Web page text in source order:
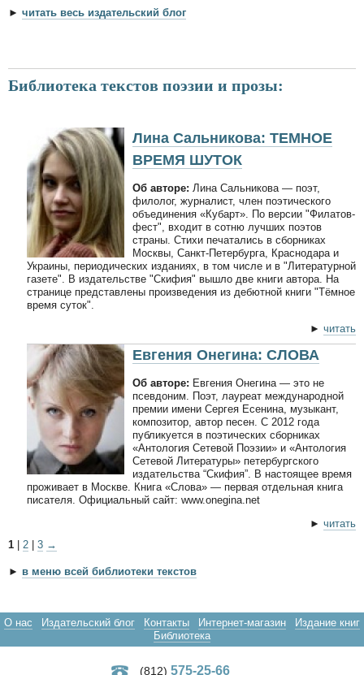
► читать весь издательский блог
Библиотека текстов поэзии и прозы:
Лина Сальникова: ТЕМНОЕ
ВРЕМЯ ШУТОК
Об авторе: Лина Сальникова — поэт,
филолог, журналист, член поэтического
объединения «Кубарт». По версии "Филатов-
фест", входит в сотню лучших поэтов
страны. Стихи печатались в сборниках
Москвы, Санкт-Петербурга, Краснодара и
Украины, периодических изданиях, в том числе и в "Литературной
газете". В издательстве "Скифия" вышло две книги автора. На
странице представлены произведения из дебютной книги "Тёмное
время суток".
► читать
Евгения Онегина: СЛОВА
Об авторе: Евгения Онегина — это не
псевдоним. Поэт, лауреат международной
премии имени Сергея Есенина, музыкант,
композитор, автор песен. С 2012 года
публикуется в поэтических сборниках
«Антология Сетевой Поэзии» и «Антология
Сетевой Литературы» петербургского
издательства “Скифия”. В настоящее время
проживает в Москве. Книга «Слова» — первая отдельная книга
писателя. Официальный сайт: www.onegina.net
► читать
1 | 2 | 3 →
► в меню всей библиотеки текстов
О нас Издательский блог Контакты Интернет-магазин
Издание книг
Библиотека
(812) 575-25-66